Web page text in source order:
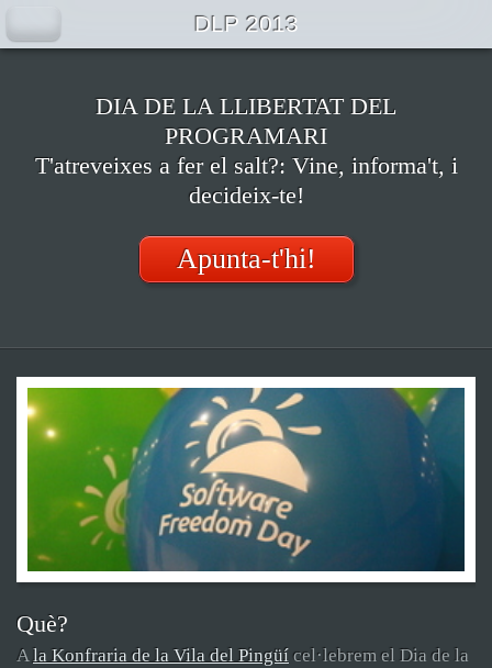
DIA DE LA LLIBERTAT DEL
PROGRAMARI
T'atreveixes a fer el salt?: Vine, informa't, i
decideix-te!
Apunta-t'hi!
Què?
Ala Konfraria de la Vila del Pingüí cel·lebrem el Dia de la
DLP 2013